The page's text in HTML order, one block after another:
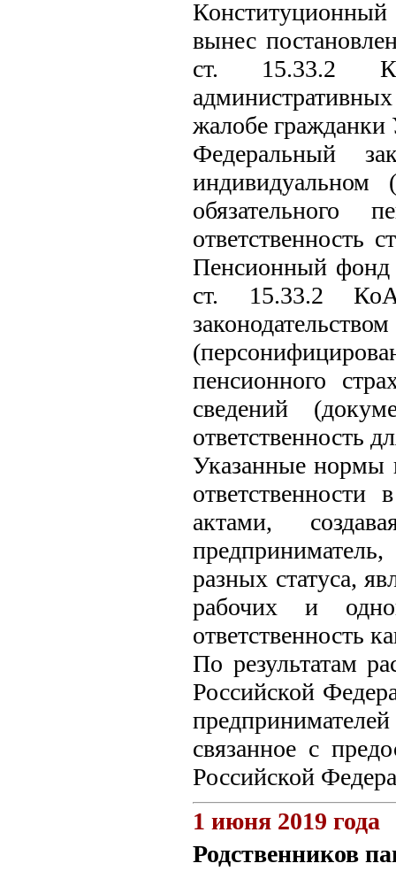
вынес
ст. 15.33.2
жалобе
Федеральный
индивидуальном
обязательного
ответственность
Пенсионный фонд
ст. 15.33.2
пенсионного
сведений
ответственность
Указанные нормы
актами,
разных статуса,
рабочих и
ответственность
По результатам
Российской
связанное с
Российской
1 июня 2019 года
Родственников